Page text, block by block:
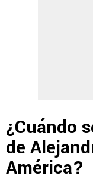
¿Cuándo
de
América?